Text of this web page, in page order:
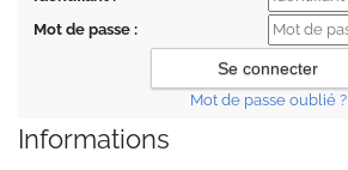
Mot de passe :
Mot de passe oublié ?
Informations